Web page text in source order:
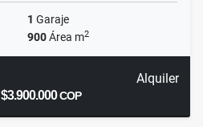
1 Garaje
900Área m2
Alquiler
$3.900.000COP